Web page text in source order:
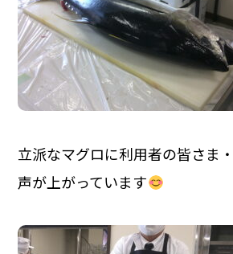
立派なマグロに利用者の皆さま
声が上がっています